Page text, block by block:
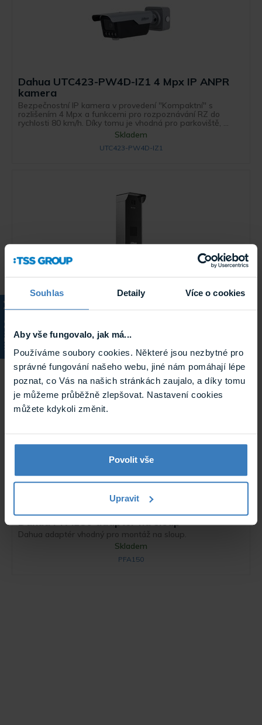
Souhlas Detaily Více o cookies
Aby vše fungovalo, jak má...
Používáme soubory cookies. Některé jsou nezbytné pro
správné fungování našeho webu, jiné nám pomáhají lépe
poznat, co Vás na našich stránkách zaujalo, a díky tomu
je můžeme průběžně zlepšovat. Nastavení cookies
můžete kdykoli změnit.
Povolit vše
Upravit
KATALOG
Dahua UTC423-PW4D-IZ1 4 Mpx IP ANPR
kamera
Bezpečnostní IP kamera v provedení "Kompaktní" s
rozlišením 4 Mpx a funkcemi pro rozpoznávání RZ do
rychlosti 80 km/h. Díky tomu je vhodná pro parkoviště, ...
Skladem
UTC423-PW4D-IZ1
Dahua ITC416-PL8I-IZ 4 Mpx parkovací IP
kamera
4 Mpx parkovací IP kamera od společnosti Dahua. Kamera
integrovanými IR ...
Na cestě
ITC416-PL8I-IZ
Dahua PFA150 adaptér na sloup
Dahua adaptér vhodný pro montáž na sloup.
Skladem
PFA150